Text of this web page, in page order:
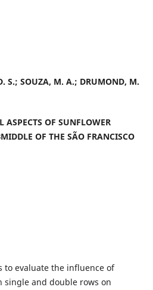
S.; SOUZA, M. A.; DRUMOND, M.
OF SUNFLOWER
OF THE SÃO FRANCISCO
to evaluate the influence of
and double rows on